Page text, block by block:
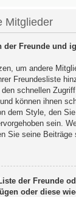
Mitglieder
der Freunde und
um andere
Freundesliste
schnellen
können ihnen
dem Style, den
sein.
Sie seine Beiträge
der Freunde
oder diese